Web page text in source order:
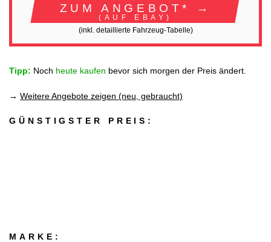
ZUM ANGEBOT* →
(AUF EBAY)
(inkl. detaillierte Fahrzeug-Tabelle)
Tipp: Noch heute kaufen bevor sich morgen der Preis ändert.
→ Weitere Angebote zeigen (neu, gebraucht)
GÜNSTIGSTER PREIS:
MARKE: